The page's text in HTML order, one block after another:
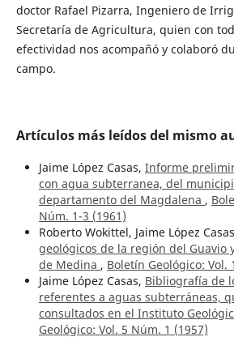
doctor Rafael Pizarra, Ingeniero de
Secretaría de Agricultura, quien con
efectividad nos acompañó y colaboró
campo.
Artículos más leídos del mismo
Jaime López Casas, Informe
con agua subterranea, del
departamento del Magdalena ,
Núm. 1-3 (1961)
Roberto Wokittel, Jaime López
geológicos de la región del Guavio
de Medina , Boletín Geológico: Vol.
Jaime López Casas, Bibliografía de
referentes a aguas subterráneas,
consultados en el Instituto
Geológico: Vol. 5 Núm. 1 (1957)